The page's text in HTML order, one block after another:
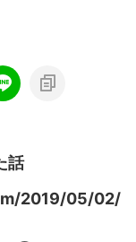
話
2019/05/02/